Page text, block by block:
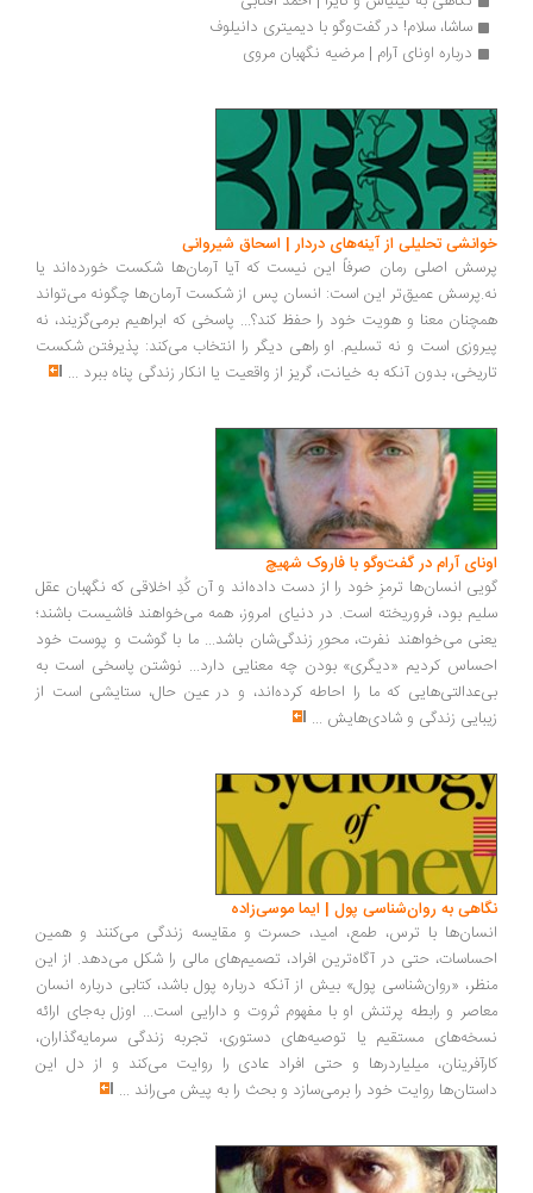
ساشا، سلام! در گفت‌وگو با دیمیتری دانیلوف
درباره اونای آرام | مرضیه نگهبان مروی
خوانشی تحلیلی از آینه‌های دردار | اسحاق شیروانی
پرسش اصلی رمان صرفاً این نیست که آیا آرمان‌ها شکست خورده‌اند یا
نه.پرسش عمیق‌تر این است: انسان پس از شکست آرمان‌ها چگونه می‌تواند
همچنان معنا و هویت خود را حفظ کند؟... پاسخی که ابراهیم برمی‌گزیند، نه
پیروزی است و نه تسلیم. او راهی دیگر را انتخاب می‌کند: پذیرفتن شکست
تاریخی، بدون آنکه به خیانت، گریز از واقعیت یا انکار زندگی پناه ببرد ...
اونای آرام در گفت‌وگو با فاروک شهیچ‭
گویی انسان‌ها ترمزِ خود را از دست داده‌اند و آن کُدِ اخلاقی که نگهبان عقل
سلیم بود، فروریخته است. در دنیای امروز، همه می‌خواهند فاشیست باشند؛
یعنی می‌خواهند نفرت، محورِ زندگی‌شان باشد... ما با گوشت و پوست خود
احساس کردیم «دیگری» بودن چه معنایی دارد... نوشتن پاسخی است به
بی‌عدالتی‌هایی که ما را احاطه کرده‌اند، و در عین حال، ستایشی است از
زیبایی زندگی و شادی‌هایش ...
نگاهی به روان‌شناسی پول | ایما موسی‌زاده
انسان‌ها با ترس، طمع، امید، حسرت و مقایسه زندگی می‌کنند و همین
احساسات، حتی در آگاه‌ترین افراد، تصمیم‌های مالی را شکل می‌دهد. از این
منظر، «روان‌شناسی پول» بیش از آنکه درباره پول باشد، کتابی درباره انسان
معاصر و رابطه پرتنش او با مفهوم ثروت و دارایی است... اوزل به‌جای ارائه
نسخه‌های مستقیم یا توصیه‌های دستوری، تجربه زندگی سرمایه‌گذاران،
کارآفرینان، میلیاردرها و حتی افراد عادی را روایت می‌کند و از دل این
داستان‌ها روایت خود را برمی‌سازد و بحث را به پیش می‌راند ...